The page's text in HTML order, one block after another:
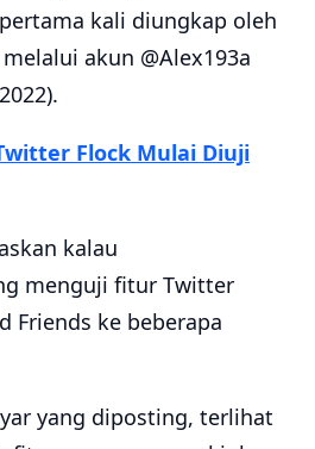
kali diungkap oleh
akun @Alex193a
Flock Mulai Diuji
kalau
menguji fitur Twitter
Friends ke beberapa
yang diposting, terlihat